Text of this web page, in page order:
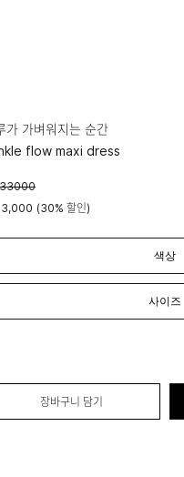
가 가벼워지는 순간
flow maxi dress
(30% 할인)
장바구니 담기